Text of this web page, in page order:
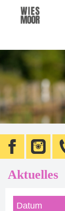
Aktuelles
Datum